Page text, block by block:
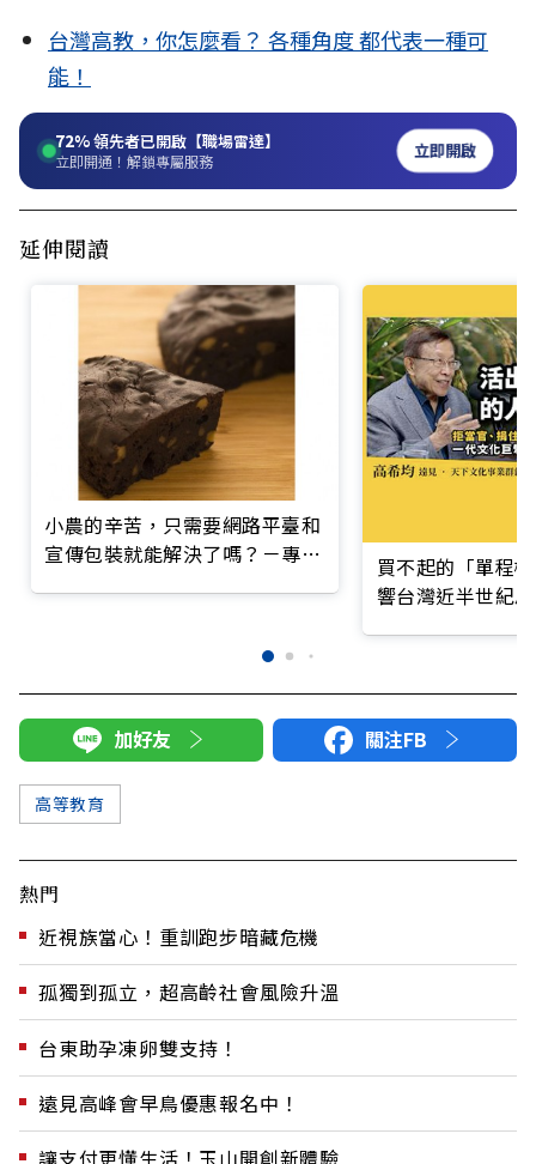
台灣高教，你怎麼看？ 各種角度 都代表一種可
能！
72%領先者已開啟【職場雷達】
立即開通！解鎖專屬服務 立即開啟
延伸閱讀
小農的辛苦，只需要網路平臺和
宣傳包裝就能解決了嗎？－專訪
買不起的「單程
響台灣近半世紀
加好友 關注FB
高等教育
熱門
近視族當心！重訓跑步暗藏危機
孤獨到孤立，超高齡社會風險升溫
台東助孕凍卵雙支持！
遠見高峰會早鳥優惠報名中！